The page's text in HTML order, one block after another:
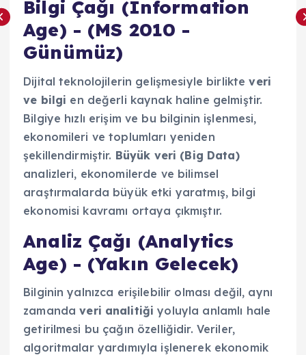
Bilgi Çağı (Information
Age) - (MS 2010 -
Günümüz)
Dijital teknolojilerin gelişmesiyle birlikteveri
ve bilgi en değerli kaynak haline gelmiştir.
Bilgiye hızlı erişim ve bu bilginin işlenmesi,
ekonomileri ve toplumları yeniden
şekillendirmiştir. Büyük veri (Big Data)
analizleri, ekonomilerde ve bilimsel
araştırmalarda büyük etki yaratmış, bilgi
ekonomisi kavramı ortaya çıkmıştır.
Analiz Çağı (Analytics
Age) - (Yakın Gelecek)
Bilginin yalnızca erişilebilir olması değil, aynı
zamandaveri analitiği yoluyla anlamlı hale
getirilmesi bu çağın özelliğidir. Veriler,
algoritmalar yardımıyla işlenerek ekonomik